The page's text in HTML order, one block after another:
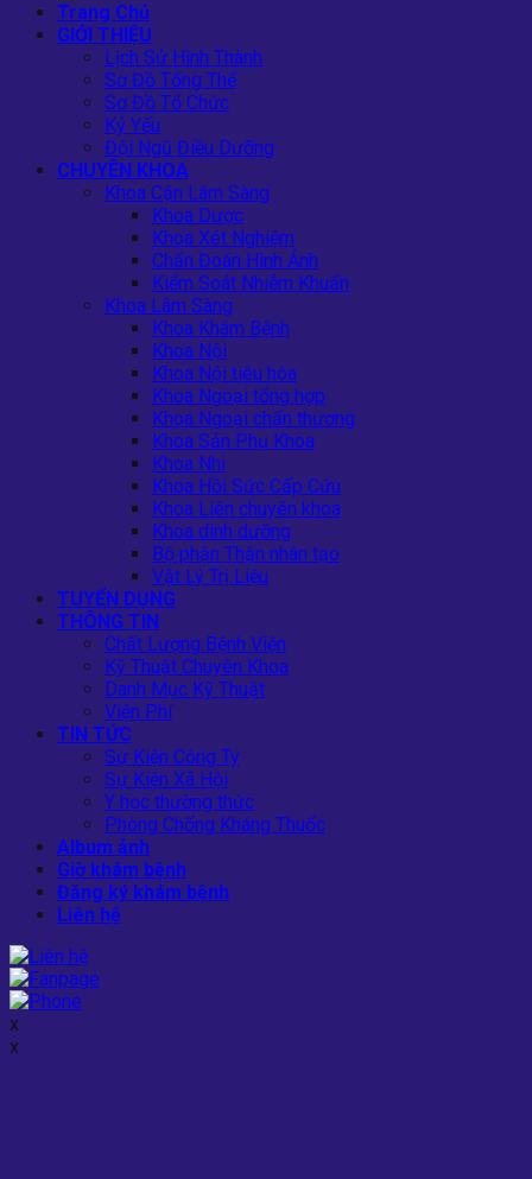
Trang Chủ
GIỚI THIỆU
Lịch Sử Hình Thành
Sơ Đồ Tổng Thể
Sơ Đồ Tổ Chức
Kỷ Yếu
Đội Ngũ Điều Dưỡng
CHUYÊN KHOA
Khoa Cận Lâm Sàng
Khoa Dược
Khoa Xét Nghiệm
Chẩn Đoán Hình Ảnh
Kiểm Soát Nhiễm Khuẩn
Khoa Lâm Sàng
Khoa Khám Bệnh
Khoa Nội
Khoa Nội tiêu hóa
Khoa Ngoại tổng hợp
Khoa Ngoại chấn thương
Khoa Sản Phụ Khoa
Khoa Nhi
Khoa Hồi Sức Cấp Cứu
Khoa Liên chuyên khoa
Khoa dinh dưỡng
Bộ phận Thận nhân tạo
Vật Lý Trị Liệu
TUYỂN DỤNG
THÔNG TIN
Chất Lượng Bệnh Viện
Kỹ Thuật Chuyên Khoa
Danh Mục Kỹ Thuật
Viện Phí
TIN TỨC
Sự Kiện Công Ty
Sự Kiện Xã Hội
Y học thường thức
Phòng Chống Kháng Thuốc
Album ảnh
Giờ khám bệnh
Đăng ký khám bệnh
Liên hệ
x
x